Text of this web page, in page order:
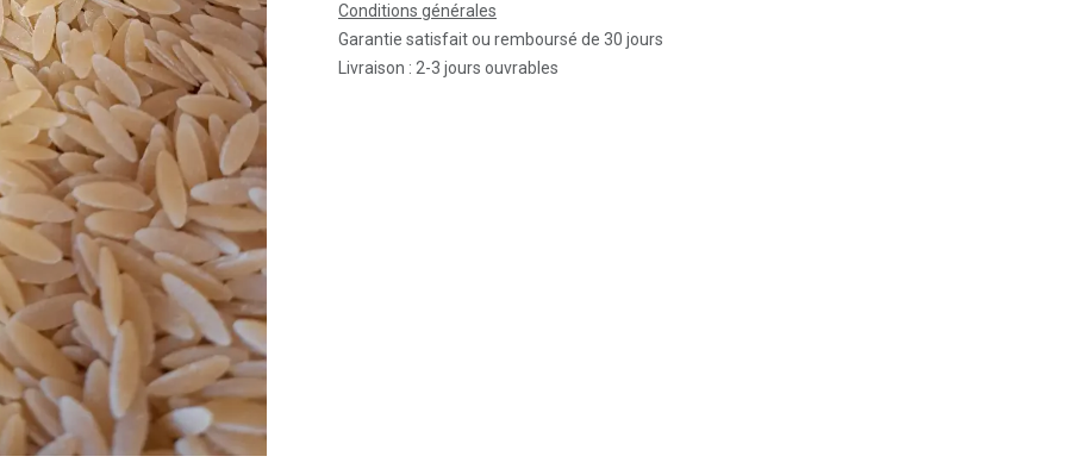
Conditions générales
Garantie satisfait ou remboursé de 30 jours
Livraison : 2-3 jours ouvrables